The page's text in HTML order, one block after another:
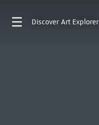
Discover Art Explorer